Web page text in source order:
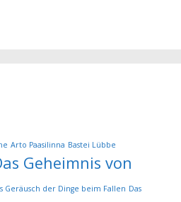
Arto Paasilinna Bastei Lübbe
Geheimnis von
Geräusch der Dinge beim Fallen Das